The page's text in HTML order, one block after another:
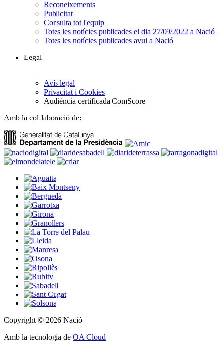
Reconeixements
Publicitat
Consulta tot l'equip
Totes les notícies publicades el dia 27/09/2022 a Nació
Totes les notícies publicades avui a Nació
Legal
Avís legal
Privacitat i Cookies
Audiència certificada ComScore
Amb la col·laboració de:
Copyright © 2026 Nació
Amb la tecnologia de OA Cloud